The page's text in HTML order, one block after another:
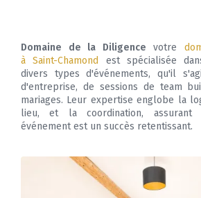
Domaine de la Diligence votre
à Saint-Chamond
est spécialisée
divers types d'événements, qu'il
d'entreprise, de sessions de team
mariages. Leur expertise englobe la
lieu, et la coordination, assurant
événement est un succès retentissant.